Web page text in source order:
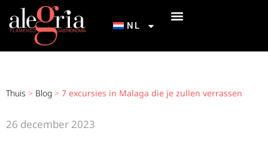
NL
Thuis > Blog > 7 excursies in Malaga die je zullen verrassen
26 december 2023